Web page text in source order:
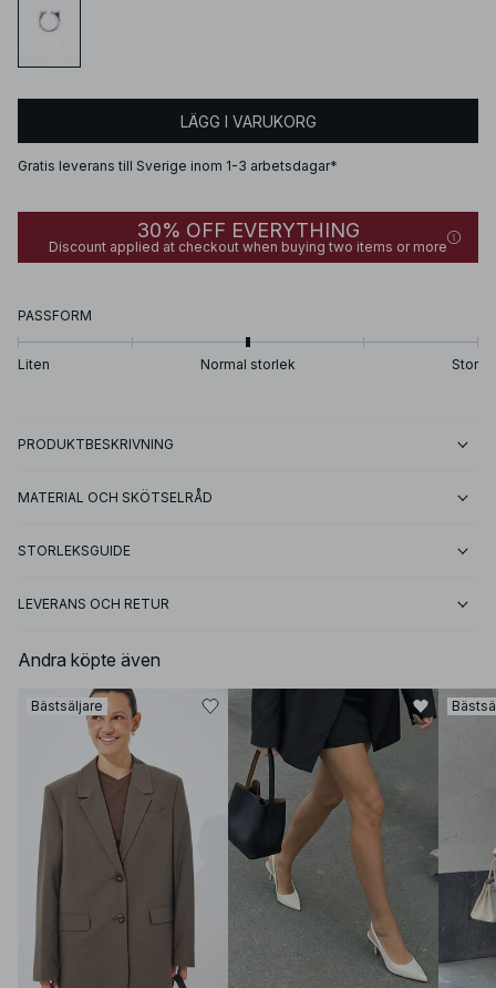
LÄGG I VARUKORG
Gratis leverans till Sverige inom 1-3 arbetsdagar*
30% OFF EVERYTHING
Discount applied at checkout when buying two items or more
PASSFORM
Liten Normal storlek Stor
PRODUKTBESKRIVNING
MATERIAL OCH SKÖTSELRÅD
STORLEKSGUIDE
LEVERANS OCH RETUR
Andra köpte även
Bästsäljare